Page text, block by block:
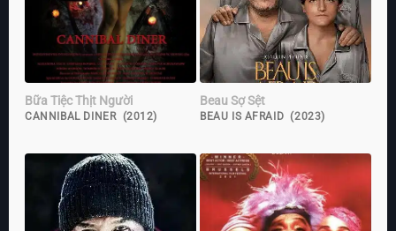
Bữa Tiệc Thịt Người
CANNIBAL DINER (2012)
Beau Sợ Sệt
BEAU IS AFRAID (2023)